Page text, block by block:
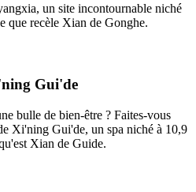
un site incontournable niché
que recèle Xian de Gonghe.
Gui'de
bulle de bien-être ? Faites-vous
Xi'ning Gui'de, un spa niché à 10,9
Xian de Guide.